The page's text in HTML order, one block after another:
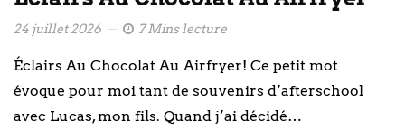
24 juillet 2026 7 Mins lecture
Éclairs Au Chocolat Au Airfryer! Ce petit mot
évoque pour moi tant de souvenirs d’afterschool
avec Lucas, mon fils. Quand j’ai décidé…